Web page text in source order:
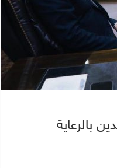
بالرعاية